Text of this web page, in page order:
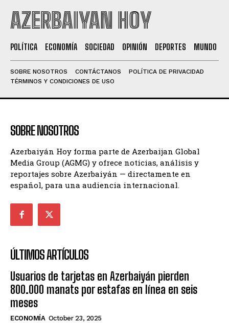
AZERBAIYAN HOY
POLÍTICA ECONOMÍA SOCIEDAD OPINIÓN DEPORTES MUNDO
SOBRE NOSOTROS CONTÁCTANOS
POLÍTICA DE PRIVACIDAD
TÉRMINOS Y CONDICIONES DE USO
SOBRE NOSOTROS
Azerbaiyán Hoy forma parte de Azerbaijan Global
Media Group (AGMG) y ofrece noticias, análisis y
reportajes sobre Azerbaiyán — directamente en
español, para una audiencia internacional.
ÚLTIMOS ARTÍCULOS
Usuarios de tarjetas en Azerbaiyán pierden
800.000 manats por estafas en línea en seis
meses
ECONOMÍA October 23, 2025